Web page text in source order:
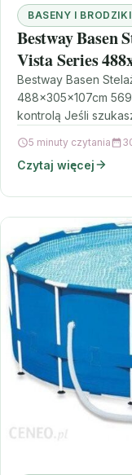
BASENY I
Bestway Basen
Vista Series
Bestway Basen
488x305x107cm
kontrolą Jeśli
5 minuty czytania
Czytaj więcej